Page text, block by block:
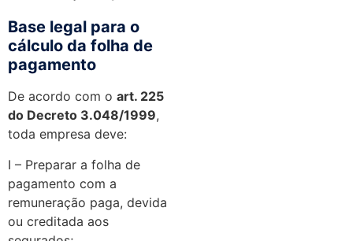
Base legal para o
cálculo da folha de
pagamento
De acordo com o art. 225
do Decreto 3.048/1999,
toda empresa deve:
I – Preparar a folha de
pagamento com a
remuneração paga, devida
ou creditada aos